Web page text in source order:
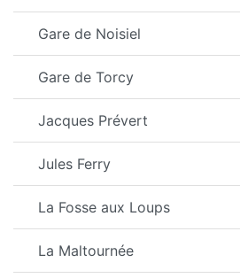
Gare de Noisiel
Gare de Torcy
Jacques Prévert
Jules Ferry
La Fosse aux Loups
La Maltournée